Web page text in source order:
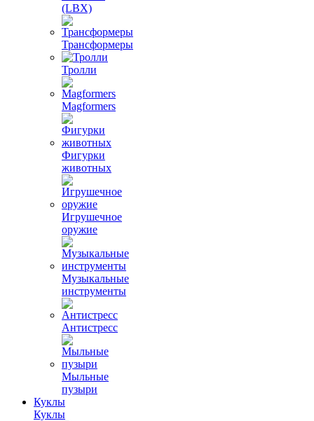
(LBX)
Трансформеры
Тролли
Magformers
Фигурки
животных
Игрушечное
оружие
Музыкальные
инструменты
Антистресс
Мыльные
пузыри
Куклы
Куклы